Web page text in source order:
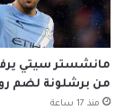
مانشستر سيتي
من برشلونة لضم
منذ 17 ساعة